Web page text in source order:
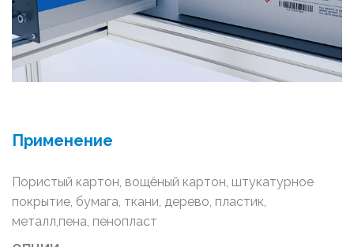
Применение
Пористый картон, вощёный картон, штукатурное
покрытие, бумага, ткани, дерево, пластик,
металл,пена, пенопласт